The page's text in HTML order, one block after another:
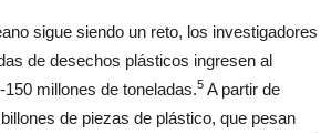
sigue siendo un reto, los investigadores
de desechos plásticos ingresen al
millones de toneladas.5 A partir de
de piezas de plástico, que pesan